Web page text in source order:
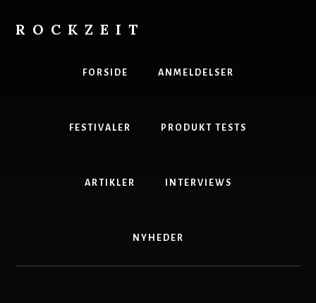
content
ROCKZEIT
FORSIDE ANMELDELSER
FESTIVALER PRODUKT TESTS
ARTIKLER INTERVIEWS
NYHEDER